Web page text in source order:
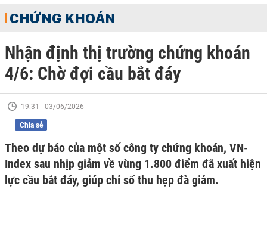
CHỨNG KHOÁN
Nhận định thị trường chứng khoán
4/6: Chờ đợi cầu bắt đáy
19:31 | 03/06/2026
Chia sẻ
Theo dự báo của một số công ty chứng khoán, VN-
Index sau nhịp giảm về vùng 1.800 điểm đã xuất hiện
lực cầu bắt đáy, giúp chỉ số thu hẹp đà giảm.